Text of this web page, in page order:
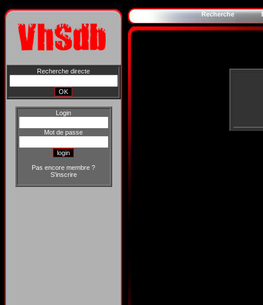
Recherche directe
Login
Mot de passe
Pas encore membre ?
S'inscrire
Recherche